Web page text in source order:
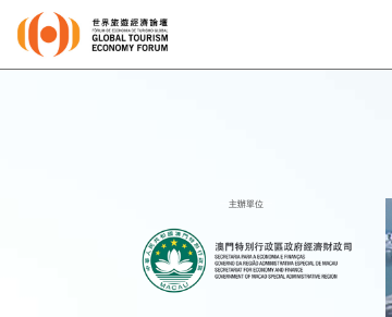
主辦單位